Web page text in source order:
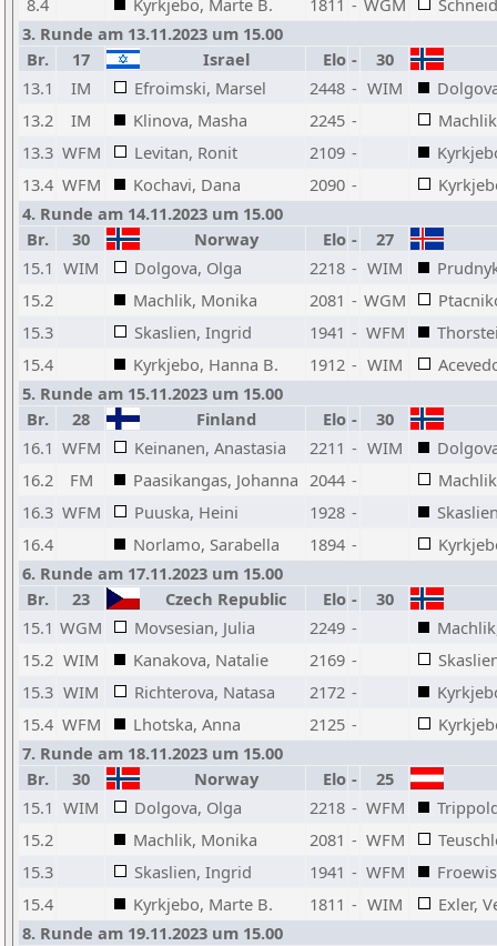
8.4 Kyrkjebo, Marte B. 1811 - WGM
3. Runde am 13.11.2023 um 15.00
Br.
17 Israel Elo -
30
13.1
IM Efroimski, Marsel 2448 - WIM
13.2
IM Klinova, Masha 2245 -
13.3 WFM Levitan, Ronit 2109 -
13.4 WFM Kochavi, Dana 2090 -
4. Runde am 14.11.2023 um 15.00
Br.
30 Norway Elo -
27
15.1 WIM Dolgova, Olga 2218 - WIM
15.2
Machlik, Monika 2081 - WGM
15.3
Skaslien, Ingrid 1941 - WFM
15.4
Kyrkjebo, Hanna B. 1912 - WIM
5. Runde am 15.11.2023 um 15.00
Br.
28 Finland Elo -
30
16.1 WFM Keinanen, Anastasia 2211 - WIM
16.2
FM Paasikangas, Johanna 2044 -
16.3 WFM Puuska, Heini 1928 -
16.4
Norlamo, Sarabella 1894 -
6. Runde am 17.11.2023 um 15.00
Br.
23 Czech Republic Elo -
30
15.1 WGM Movsesian, Julia 2249 -
15.2 WIM Kanakova, Natalie 2169 -
15.3 WIM Richterova, Natasa 2172 -
15.4 WFM Lhotska, Anna 2125 -
7. Runde am 18.11.2023 um 15.00
Br.
30 Norway Elo -
25
15.1 WIM Dolgova, Olga 2218 - WFM
15.2
Machlik, Monika 2081 - WFM
15.3
Skaslien, Ingrid 1941 - WFM
15.4
Kyrkjebo, Marte B. 1811 - WIM
Exler,
8. Runde am 19.11.2023 um 15.00